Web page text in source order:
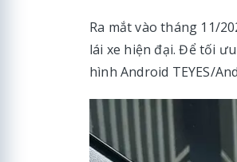
Ra mắt vào tháng 11/
lái xe hiện đại. Để tối
hình Android TEYES/